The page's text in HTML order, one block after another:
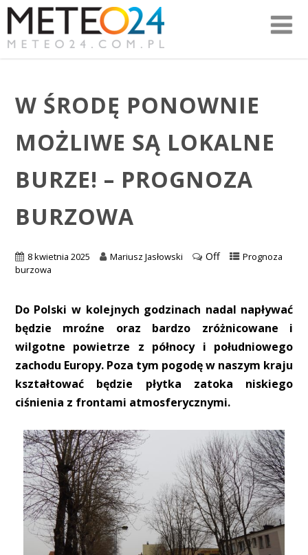
W ŚRODĘ PONOWNIE
MOŻLIWE SĄ LOKALNE
BURZE! – PROGNOZA
BURZOWA
8 kwietnia 2025 Mariusz Jasłowski Off
Prognoza
burzowa
Do Polski w kolejnych godzinach nadal napływać
będzie mroźne oraz bardzo zróżnicowane i
wilgotne powietrze z północy i południowego
zachodu Europy. Poza tym pogodę w naszym kraju
kształtować będzie płytka zatoka niskiego
ciśnienia z frontami atmosferycznymi.